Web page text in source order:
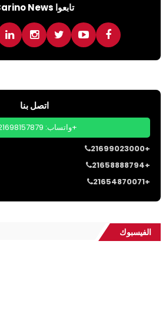
تابعوا Carino News
اتصل بنا
واتساب: 21698157879+
21699023000+
21658888794+
21654870071+
الفيسبوك